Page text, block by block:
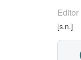
Editor
[s.n.]